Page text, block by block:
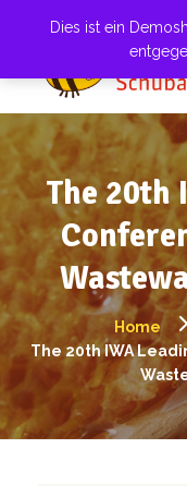
The 20th
Home
The 20th IWA
Dies ist ein